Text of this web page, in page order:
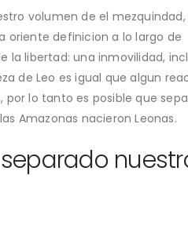
volumen de el mezquindad,
oriente definicion a lo largo de
la libertad: una inmovilidad,
de Leo es igual que algun
lo tanto es posible que
Amazonas nacieron Leonas.